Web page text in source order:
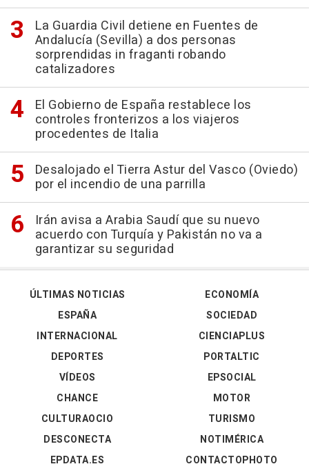
La Guardia Civil detiene en Fuentes de
Andalucía (Sevilla) a dos personas
sorprendidas in fraganti robando
catalizadores
El Gobierno de España restablece los
controles fronterizos a los viajeros
procedentes de Italia
Desalojado el Tierra Astur del Vasco (Oviedo)
por el incendio de una parrilla
Irán avisa a Arabia Saudí que su nuevo
acuerdo con Turquía y Pakistán no va a
garantizar su seguridad
ÚLTIMAS NOTICIAS
ESPAÑA
INTERNACIONAL
DEPORTES
VÍDEOS
ECONOMÍA
SOCIEDAD
CIENCIAPLUS
PORTALTIC
EPSOCIAL
CHANCE
CULTURAOCIO
DESCONECTA
EPDATA.ES
MOTOR
TURISMO
NOTIMÉRICA
CONTACTOPHOTO